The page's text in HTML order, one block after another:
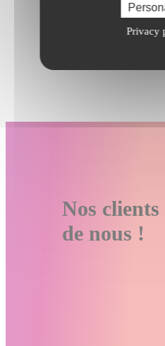
Privacy
Nos
de nous !